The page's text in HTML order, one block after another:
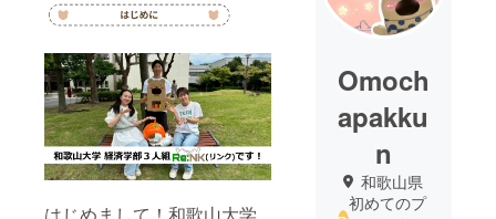
はじめまして！和歌山大学
Omoch
apakku
n
和歌山県
初めてのプ